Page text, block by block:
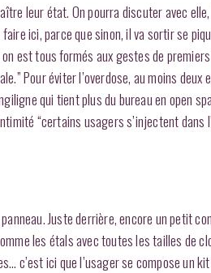
leur état. On pourra discuter avec
ici, parce que sinon, il va sortir se
est tous formés aux gestes de
Pour éviter l’overdose, au moins
qui tient plus du bureau en open
“certains usagers s’injectent dans
Juste derrière, encore un petit
les étals avec toutes les tailles de
c’est ici que l’usager se compose un